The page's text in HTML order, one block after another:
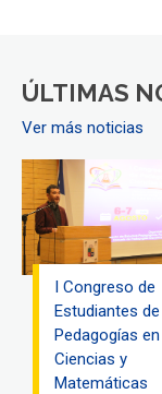
ÚLTIMAS
Ver más noticias
I Congreso de
Estudiantes de
Pedagogías en
Ciencias y
Matemáticas